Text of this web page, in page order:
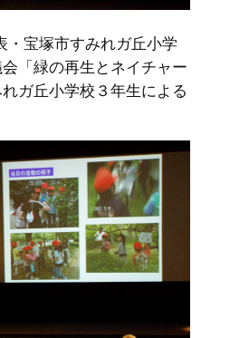
宝塚市すみれガ丘小学
「緑の再生とネイチャー
ガ丘小学校３年生による